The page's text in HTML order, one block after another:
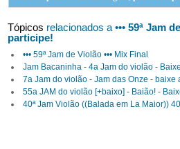
Tópicos relacionados a••• 59ª Jam
participe!
••• 59ª Jam de Violão ••• Mix Final
Jam Bacaninha - 4a Jam do violão -
7a Jam do violão - Jam das Onze - baixe
55a JAM do violão [+baixo] - Baião! -
40ª Jam Violão ((Balada em La Maior))